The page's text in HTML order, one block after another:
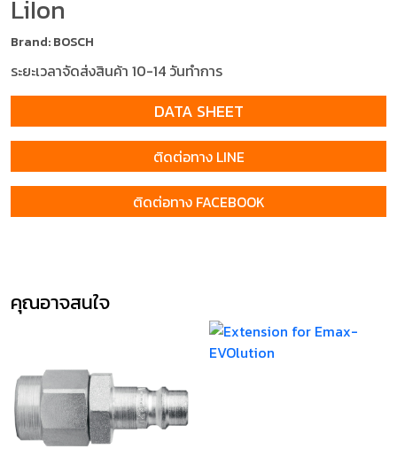
LiIon
Brand: BOSCH
ระยะเวลาจัดส่งสินค้า 10-14 วันทำการ
DATA SHEET
ติดต่อทาง LINE
ติดต่อทาง FACEBOOK
คุณอาจสนใจ